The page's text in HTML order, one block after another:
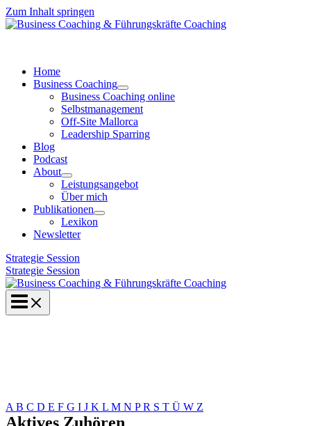
Zum Inhalt springen
Home
Business Coaching
Business Coaching online
Selbstmanagement
Off-Site Mallorca
Leadership Sparring
Blog
Podcast
About
Leistungsangebot
Über mich
Publikationen
Lexikon
Newsletter
Strategie Session
Strategie Session
A B C D E F G I J K L M N PR S T Ü W Z